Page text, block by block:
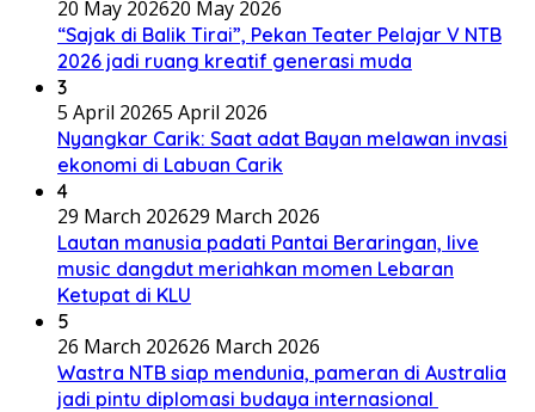
20 May 202620 May 2026
“Sajak di Balik Tirai”, Pekan Teater Pelajar V NTB
2026 jadi ruang kreatif generasi muda
3
5 April 20265 April 2026
Nyangkar Carik: Saat adat Bayan melawan invasi
ekonomi di Labuan Carik
4
29 March 202629 March 2026
Lautan manusia padati Pantai Beraringan, live
music dangdut meriahkan momen Lebaran
Ketupat di KLU
5
26 March 202626 March 2026
Wastra NTB siap mendunia, pameran di Australia
jadi pintu diplomasi budaya internasional